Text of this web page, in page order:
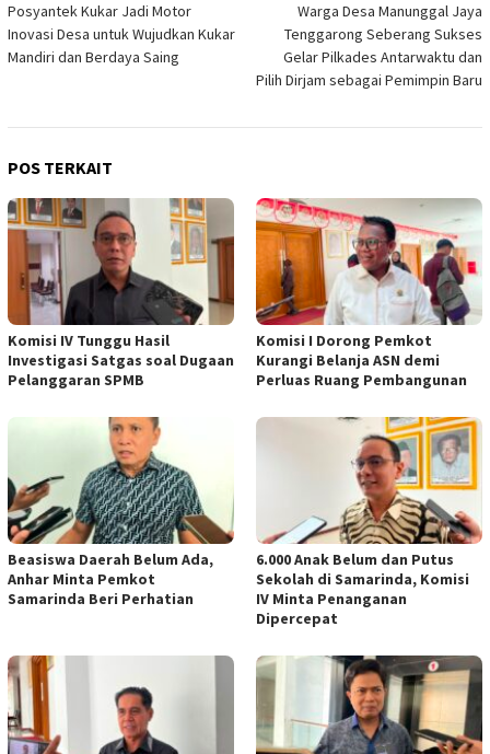
pos
Posyantek Kukar Jadi Motor
Inovasi Desa untuk Wujudkan Kukar
Mandiri dan Berdaya Saing
Warga Desa Manunggal Jaya
Tenggarong Seberang Sukses
Gelar Pilkades Antarwaktu dan
Pilih Dirjam sebagai Pemimpin Baru
POS TERKAIT
Komisi IV Tunggu Hasil
Investigasi Satgas soal Dugaan
Pelanggaran SPMB
Komisi I Dorong Pemkot
Kurangi Belanja ASN demi
Perluas Ruang Pembangunan
Beasiswa Daerah Belum Ada,
Anhar Minta Pemkot
Samarinda Beri Perhatian
6.000 Anak Belum dan Putus
Sekolah di Samarinda, Komisi
IV Minta Penanganan
Dipercepat